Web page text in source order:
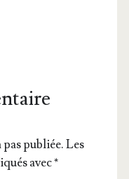
publiée.Les
avec*